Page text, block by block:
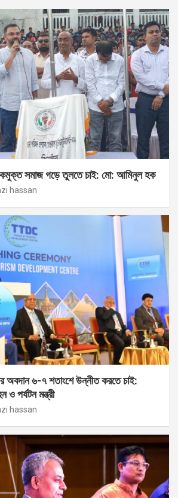
সমাজ গড়ে তুলতে চাই: মো: আমিনুল হক
hassan
অবদান ৬-৭ শতাংশে উন্নীত করতে চাই:
ও পর্যটন মন্ত্রী
hassan